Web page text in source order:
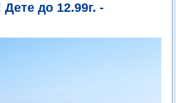
до 12.99г. -